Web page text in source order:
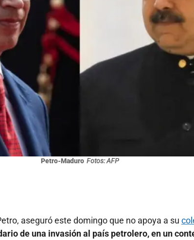
Petro-Maduro Fotos: AFP
aseguró este domingo que no apoya a su
de una invasión al país petrolero, en un